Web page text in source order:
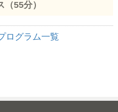
55分）
ログラム一覧